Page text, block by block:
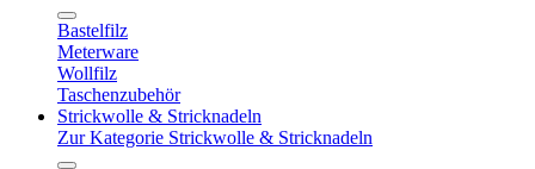
Bastelfilz
Meterware
Wollfilz
Taschenzubehör
Strickwolle & Stricknadeln
Zur Kategorie Strickwolle & Stricknadeln